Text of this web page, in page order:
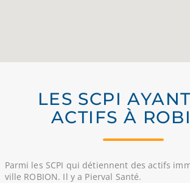
LES SCPI
ACTIFS À
Parmi les SCPI qui détiennent des actifs
ville ROBION. Il y a Pierval Santé.